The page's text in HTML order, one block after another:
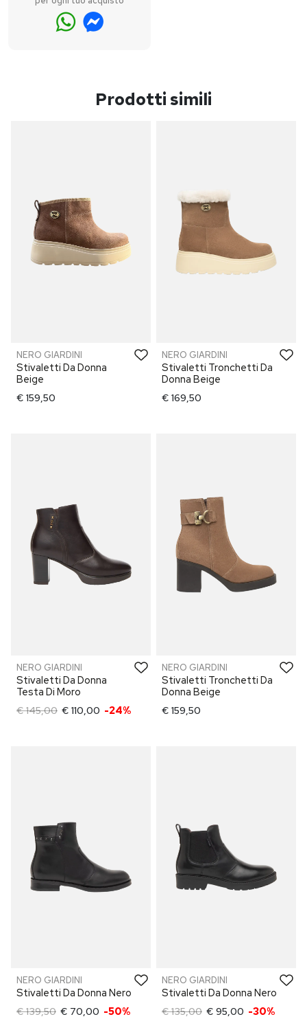
Prodotti simili
NERO GIARDINI
Stivaletti Da Donna
Beige
€ 159,50
NERO GIARDINI
Stivaletti Tronchetti Da
Donna Beige
€ 169,50
NERO GIARDINI
Stivaletti Da Donna
Testa Di Moro
€ 145,00 € 110,00 -24%
NERO GIARDINI
Stivaletti Tronchetti Da
Donna Beige
€ 159,50
NERO GIARDINI
Stivaletti Da Donna Nero
€ 139,50 € 70,00 -50%
NERO GIARDINI
Stivaletti Da Donna Nero
€ 135,00 € 95,00 -30%